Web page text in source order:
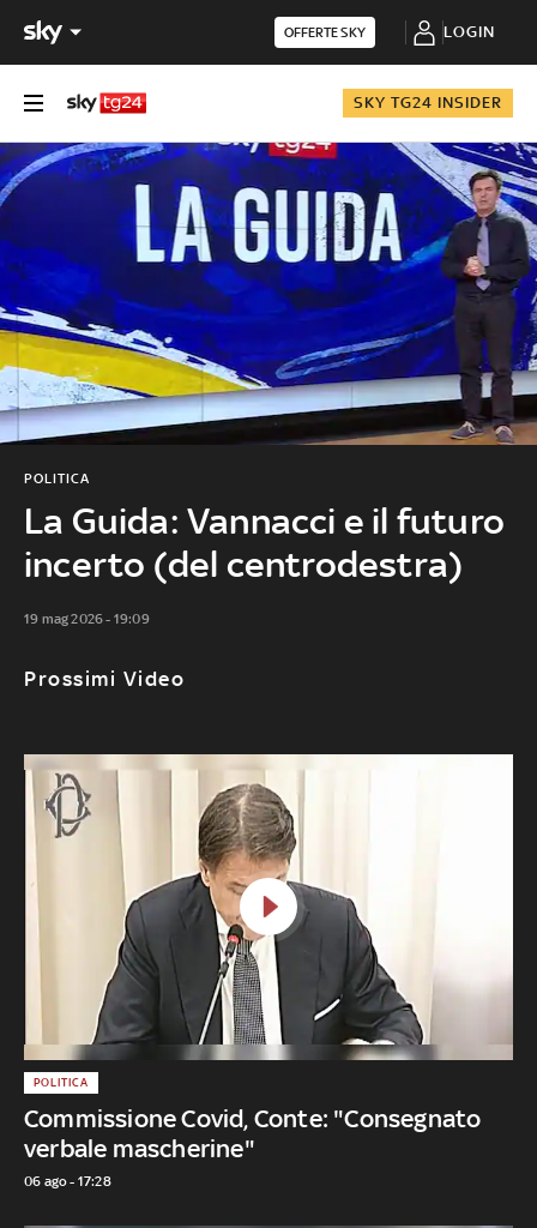
OFFERTE SKY LOGIN
SKY TG24 INSIDER
La Guida: Vannacci e il futuro
incerto (del centrodestra)
POLITICA
19 mag 2026 - 19:09
Prossimi Video
Commissione Covid, Conte: "Consegnato
verbale mascherine"
POLITICA
06 ago - 17:28